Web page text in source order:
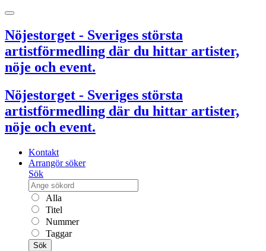
Nöjestorget - Sveriges största
artistförmedling där du hittar artister,
nöje och event.
Nöjestorget - Sveriges största
artistförmedling där du hittar artister,
nöje och event.
Kontakt
Arrangör söker
Sök
Alla
Titel
Nummer
Taggar
Sök